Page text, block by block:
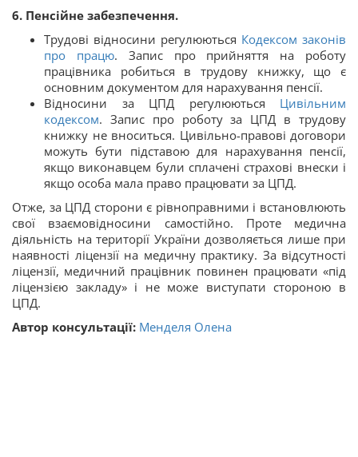
6. Пенсійне забезпечення.
Трудові відносини регулюються Кодексом законів
про працю. Запис про прийняття на роботу
працівника робиться в трудову книжку, що є
основним документом для нарахування пенсії.
Відносини за ЦПД регулюються Цивільним
кодексом. Запис про роботу за ЦПД в трудову
книжку не вноситься. Цивільно-правові договори
можуть бути підставою для нарахування пенсії,
якщо виконавцем були сплачені страхові внески і
якщо особа мала право працювати за ЦПД.
Отже, за ЦПД сторони є рівноправними і встановлюють
свої взаємовідносини самостійно. Проте медична
діяльність на території України дозволяється лише при
наявності ліцензії на медичну практику. За відсутності
ліцензії, медичний працівник повинен працювати «під
ліцензією закладу» і не може виступати стороною в
ЦПД.
Автор консультації: Менделя Олена